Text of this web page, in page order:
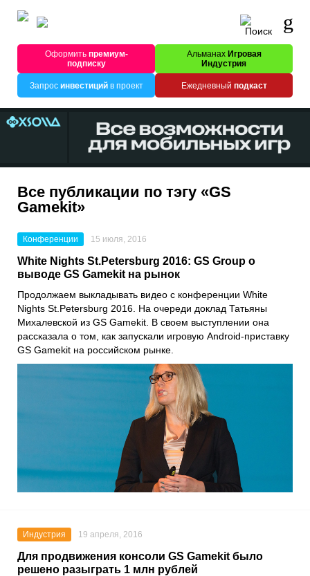
Оформитьпремиум-
подписку
Альманах Игровая
Индустрия
Запрос инвестицийв проект Ежедневный подкаст
Все публикации по тэгу «GS
Gamekit»
Конференции 15 июля, 2016
White Nights St.Petersburg 2016: GS Group о
выводе GS Gamekit на рынок
Продолжаем выкладывать видео с конференции White
Nights St.Petersburg 2016. На очереди доклад Татьяны
Михалевской из GS Gamekit. В своем выступлении она
рассказала о том, как запускали игровую Android-приставку
GS Gamekit на российском рынке.
Индустрия 19 апреля, 2016
Для продвижения консоли GS Gamekit было
решено разыграть 1 млн рублей